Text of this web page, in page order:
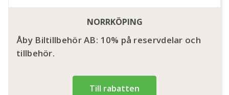
NORRKÖPING
Åby Biltillbehör AB: 10% på reservdelar och
tillbehör.
Till rabatten